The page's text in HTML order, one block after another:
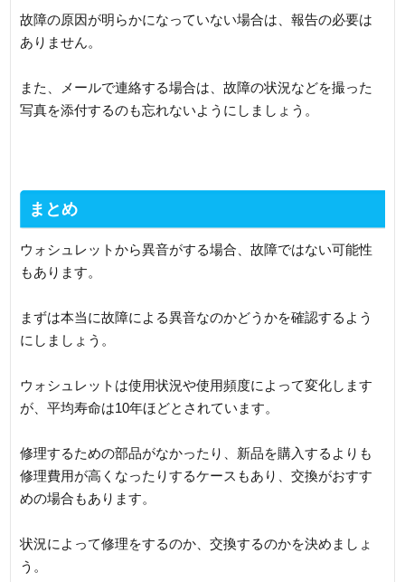
故障の原因が明らかになっていない場合は、報告の必要は
ありません。
また、メールで連絡する場合は、故障の状況などを撮った
写真を添付するのも忘れないようにしましょう。
まとめ
ウォシュレットから異音がする場合、故障ではない可能性
もあります。
まずは本当に故障による異音なのかどうかを確認するよう
にしましょう。
ウォシュレットは使用状況や使用頻度によって変化します
が、平均寿命は10年ほどとされています。
修理するための部品がなかったり、新品を購入するよりも
修理費用が高くなったりするケースもあり、交換がおすす
めの場合もあります。
状況によって修理をするのか、交換するのかを決めましょ
う。